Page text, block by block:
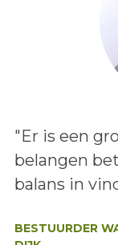
Lees het
"Er is een
belangen
balans in
BESTUURDER